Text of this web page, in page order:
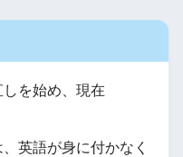
を始め、現在
英語が身に付かなく